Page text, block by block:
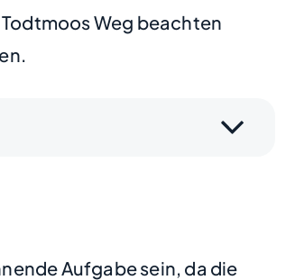
Weg beachten
Aufgabe sein, da die